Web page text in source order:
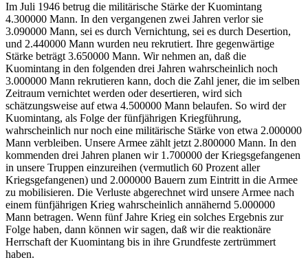
Im Juli 1946 betrug die militärische Stärke der Kuomintang
4.300000 Mann. In den vergangenen zwei Jahren verlor sie
3.090000 Mann, sei es durch Vernichtung, sei es durch Desertion,
und 2.440000 Mann wurden neu rekrutiert. Ihre gegenwärtige
Stärke beträgt 3.650000 Mann. Wir nehmen an, daß die
Kuomintang in den folgenden drei Jahren wahrscheinlich noch
3.000000 Mann rekrutieren kann, doch die Zahl jener, die im selben
Zeitraum vernichtet werden oder desertieren, wird sich
schätzungsweise auf etwa 4.500000 Mann belaufen. So wird der
Kuomintang, als Folge der fünfjährigen Kriegführung,
wahrscheinlich nur noch eine militärische Stärke von etwa 2.000000
Mann verbleiben. Unsere Armee zählt jetzt 2.800000 Mann. In den
kommenden drei Jahren planen wir 1.700000 der Kriegsgefangenen
in unsere Truppen einzureihen (vermutlich 60 Prozent aller
Kriegsgefangenen) und 2.000000 Bauern zum Eintritt in die Armee
zu mobilisieren. Die Verluste abgerechnet wird unsere Armee nach
einem fünfjährigen Krieg wahrscheinlich annähernd 5.000000
Mann betragen. Wenn fünf Jahre Krieg ein solches Ergebnis zur
Folge haben, dann können wir sagen, daß wir die reaktionäre
Herrschaft der Kuomintang bis in ihre Grundfeste zertrümmert
haben.